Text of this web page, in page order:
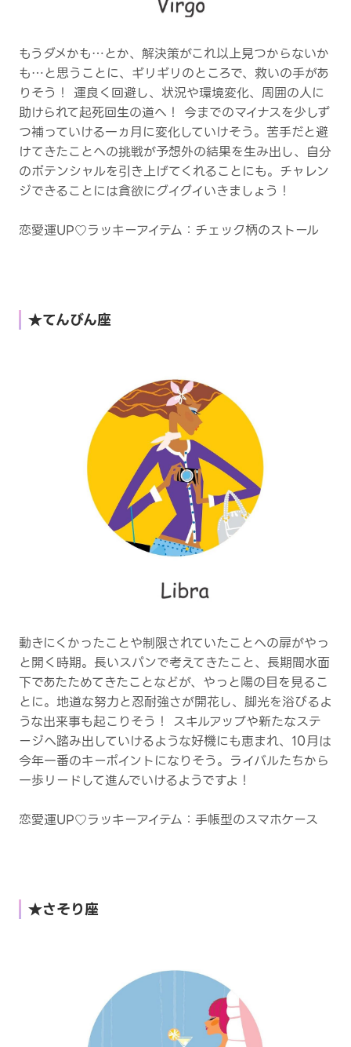
もうダメかも…とか、解決策がこれ以上見つからないか
も…と思うことに、ギリギリのところで、救いの手があ
りそう！ 運良く回避し、状況や環境変化、周囲の人に
助けられて起死回生の道へ！ 今までのマイナスを少しず
つ補っていける一ヵ月に変化していけそう。苦手だと避
けてきたことへの挑戦が予想外の結果を生み出し、自分
のポテンシャルを引き上げてくれることにも。チャレン
ジできることには貪欲にグイグイいきましょう！
恋愛運UP♡ラッキーアイテム：チェック柄のストール
★てんびん座
動きにくかったことや制限されていたことへの扉がやっ
と開く時期。長いスパンで考えてきたこと、長期間水面
下であたためてきたことなどが、やっと陽の目を見るこ
とに。地道な努力と忍耐強さが開花し、脚光を浴びるよ
うな出来事も起こりそう！ スキルアップや新たなステ
ージへ踏み出していけるような好機にも恵まれ、10月は
今年一番のキーポイントになりそう。ライバルたちから
一歩リードして進んでいけるようですよ！
恋愛運UP♡ラッキーアイテム：手帳型のスマホケース
★さそり座